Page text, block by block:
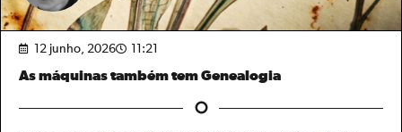
12 junho, 2026 11:21
As máquinas também tem Genealogia